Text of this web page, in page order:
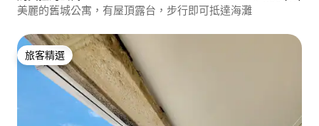
美麗的舊城公寓，有屋頂露台，步行即可抵達海灘
旅客精選
旅客精選